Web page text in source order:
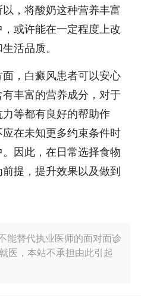
，将酸奶这种营养丰富
或许能在一定程度上改
活品质。
，白癜风患者可以安心
丰富的营养成分，对于
等都有良好的帮助作
在未知更多约束条件时
因此，在日常选择食物
提，提升效果以及做到
能替代执业医师的面对面诊
医，本站不承担由此引起